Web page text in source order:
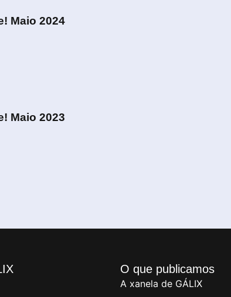
Maio 2024
Maio 2023
O que publicamos
A xanela de GÁLIX